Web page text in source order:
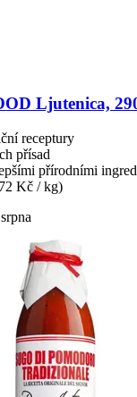
Ljutenica,
receptury
přísad
přírodními
Kč / kg)